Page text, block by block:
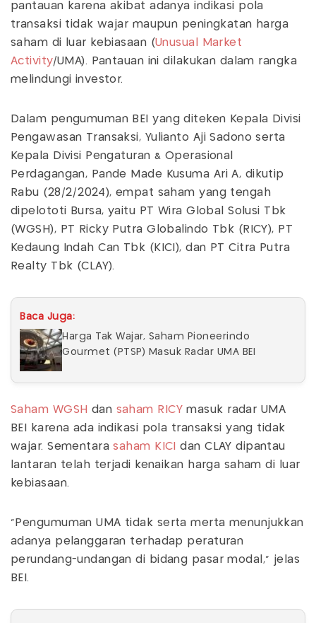
pantauan karena akibat adanya indikasi pola
transaksi tidak wajar maupun peningkatan harga
saham di luar kebiasaan (Unusual Market
Activity/UMA). Pantauan ini dilakukan dalam rangka
melindungi investor.
Dalam pengumuman BEI yang diteken Kepala Divisi
Pengawasan Transaksi, Yulianto Aji Sadono serta
Kepala Divisi Pengaturan & Operasional
Perdagangan, Pande Made Kusuma Ari A, dikutip
Rabu (28/2/2024), empat saham yang tengah
dipelototi Bursa, yaitu PT Wira Global Solusi Tbk
(WGSH), PT Ricky Putra Globalindo Tbk (RICY), PT
Kedaung Indah Can Tbk (KICI), dan PT Citra Putra
Realty Tbk (CLAY).
Baca Juga:
Harga Tak Wajar, Saham Pioneerindo
Gourmet (PTSP) Masuk Radar UMA BEI
Saham WGSH dan saham RICY masuk radar UMA
BEI karena ada indikasi pola transaksi yang tidak
wajar. Sementarasaham KICI
dan CLAY dipantau
lantaran telah terjadi kenaikan harga saham di luar
kebiasaan.
"Pengumuman UMA tidak serta merta menunjukkan
adanya pelanggaran terhadap peraturan
perundang-undangan di bidang pasar modal," jelas
BEI.